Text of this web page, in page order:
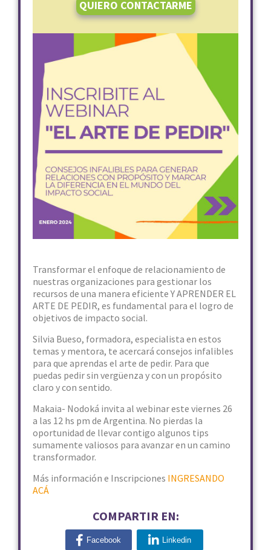
QUIERO CONTACTARME
Transformar el enfoque de relacionamiento de
nuestras organizaciones para gestionar los
recursos de una manera eficiente Y APRENDER EL
ARTE DE PEDIR, es fundamental para el logro de
objetivos de impacto social.
Silvia Bueso, formadora, especialista en estos
temas y mentora, te acercará consejos infalibles
para que aprendas el arte de pedir. Para que
puedas pedir sin vergüenza y con un propósito
claro y con sentido.
Makaia- Nodoká invita al webinar este viernes 26
a las 12 hs pm de Argentina. No pierdas la
oportunidad de llevar contigo algunos tips
sumamente valiosos para avanzar en un camino
transformador.
Más información e Inscripciones INGRESANDO
ACÁ
COMPARTIR EN:
Facebook Linkedin